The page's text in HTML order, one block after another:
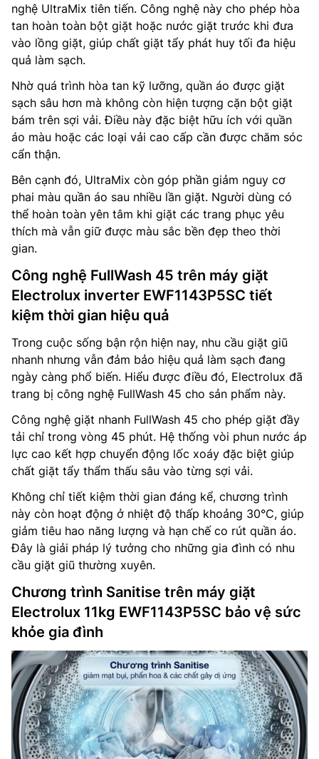
nghệ UltraMix tiên tiến. Công nghệ này cho phép hòa
tan hoàn toàn bột giặt hoặc nước giặt trước khi đưa
vào lồng giặt, giúp chất giặt tẩy phát huy tối đa hiệu
quả làm sạch.
Nhờ quá trình hòa tan kỹ lưỡng, quần áo được giặt
sạch sâu hơn mà không còn hiện tượng cặn bột giặt
bám trên sợi vải. Điều này đặc biệt hữu ích với quần
áo màu hoặc các loại vải cao cấp cần được chăm sóc
cẩn thận.
Bên cạnh đó, UltraMix còn góp phần giảm nguy cơ
phai màu quần áo sau nhiều lần giặt. Người dùng có
thể hoàn toàn yên tâm khi giặt các trang phục yêu
thích mà vẫn giữ được màu sắc bền đẹp theo thời
gian.
Công nghệ FullWash 45 trên máy giặt
Electrolux inverter EWF1143P5SC tiết
kiệm thời gian hiệu quả
Trong cuộc sống bận rộn hiện nay, nhu cầu giặt giũ
nhanh nhưng vẫn đảm bảo hiệu quả làm sạch đang
ngày càng phổ biến. Hiểu được điều đó, Electrolux đã
trang bị công nghệ FullWash 45 cho sản phẩm này.
Công nghệ giặt nhanh FullWash 45 cho phép giặt đầy
tải chỉ trong vòng 45 phút. Hệ thống vòi phun nước áp
lực cao kết hợp chuyển động lốc xoáy đặc biệt giúp
chất giặt tẩy thẩm thấu sâu vào từng sợi vải.
Không chỉ tiết kiệm thời gian đáng kể, chương trình
này còn hoạt động ở nhiệt độ thấp khoảng 30°C, giúp
giảm tiêu hao năng lượng và hạn chế co rút quần áo.
Đây là giải pháp lý tưởng cho những gia đình có nhu
cầu giặt giũ thường xuyên.
Chương trình Sanitise trên máy giặt
Electrolux 11kg EWF1143P5SC bảo vệ sức
khỏe gia đình